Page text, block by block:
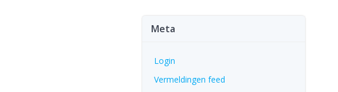
Meta
Login
Vermeldingen feed